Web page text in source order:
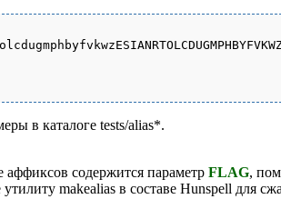
в каталоге tests/alias*.
аффиксов содержится параметр FLAG,
makealias в составе Hunspell для